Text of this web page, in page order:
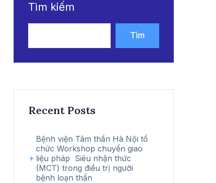
Tìm kiếm
Tìm
kiếm
Recent Posts
Bệnh viện Tâm thần Hà Nội tổ
chức Workshop chuyển giao
liệu pháp Siêu nhận thức
(MCT) trong điều trị người
bệnh loạn thần